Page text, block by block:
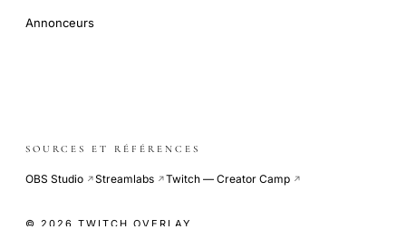
Annonceurs
SOURCES ET RÉFÉRENCES
OBS Studio ↗Streamlabs ↗Twitch — Creator Camp ↗
© 2026 TWITCH OVERLAY